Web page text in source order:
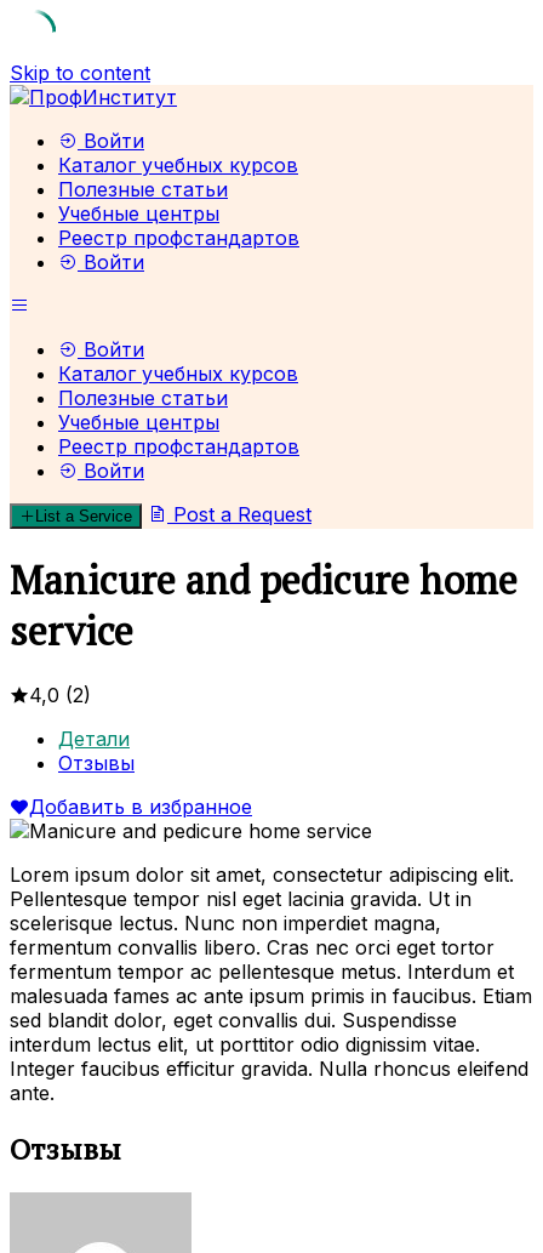
Skip to content
Войти
Каталог учебных курсов
Полезные статьи
Учебные центры
Реестр профстандартов
Войти
Войти
Каталог учебных курсов
Полезные статьи
Учебные центры
Реестр профстандартов
Войти
List a Service Post a Request
Manicure and pedicure home
service
4,0 (2)
Детали
Отзывы
Добавить в избранное
Lorem ipsum dolor sit amet, consectetur adipiscing elit.
Pellentesque tempor nisl eget lacinia gravida. Ut in
scelerisque lectus. Nunc non imperdiet magna,
fermentum convallis libero. Cras nec orci eget tortor
fermentum tempor ac pellentesque metus. Interdum et
malesuada fames ac ante ipsum primis in faucibus. Etiam
sed blandit dolor, eget convallis dui. Suspendisse
interdum lectus elit, ut porttitor odio dignissim vitae.
Integer faucibus efficitur gravida. Nulla rhoncus eleifend
ante.
Отзывы